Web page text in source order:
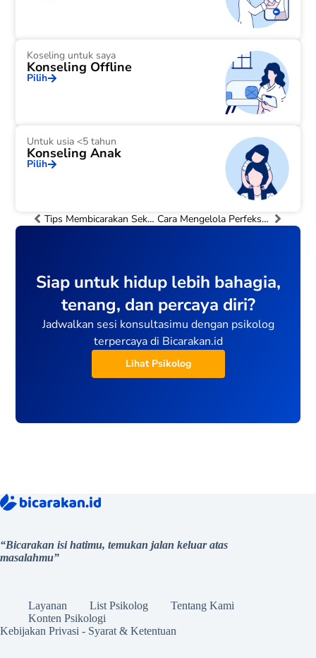
Koseling untuk saya
Konseling Offline
Pilih
Untuk usia <5 tahun
Konseling Anak
Pilih
Tips Membicarakan Seks dengan Pasangan agar Hubungan Tetap Harmonis Cara Mengelola Perfeksionisme agar Tidak Menghambat Kemajuan Karir
Siap untuk hidup lebih bahagia,
tenang, dan percaya diri?
Jadwalkan sesi konsultasimu dengan psikolog
terpercaya di Bicarakan.id
Lihat Psikolog
“Bicarakan isi hatimu, temukan jalan keluar atas
masalahmu”
Layanan List Psikolog
Tentang Kami
Konten Psikologi
Kebijakan Privasi - Syarat & Ketentuan